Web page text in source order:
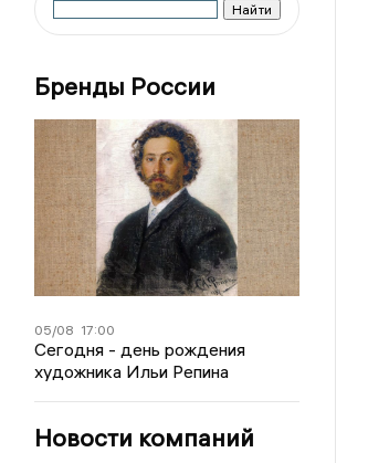
Бренды России
05/08 17:00
Сегодня - день рождения
художника Ильи Репина
Новости компаний